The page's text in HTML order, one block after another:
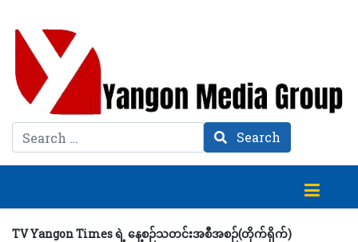
Search Search
TV Yangon Times ရဲ့ နေ့စဉ်သတင်းအစီအစဉ်(တိုက်ရိုက်)